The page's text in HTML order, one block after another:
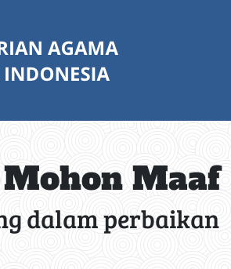
Mohon Maaf
dalam perbaikan